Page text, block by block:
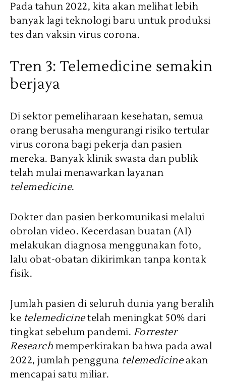
Pada tahun 2022, kita akan melihat lebih
banyak lagi teknologi baru untuk produksi
tes dan vaksin virus corona.
Tren 3: Telemedicine semakin
berjaya
Di sektor pemeliharaan kesehatan, semua
orang berusaha mengurangi risiko tertular
virus corona bagi pekerja dan pasien
mereka. Banyak klinik swasta dan publik
telah mulai menawarkan layanan
telemedicine.
Dokter dan pasien berkomunikasi melalui
obrolan video. Kecerdasan buatan (AI)
melakukan diagnosa menggunakan foto,
lalu obat-obatan dikirimkan tanpa kontak
fisik.
Jumlah pasien di seluruh dunia yang beralih
ke telemedicinetelah meningkat 50% dari
tingkat sebelum pandemi. Forrester
Research memperkirakan bahwa pada awal
2022, jumlah pengguna telemedicineakan
mencapai satu miliar.